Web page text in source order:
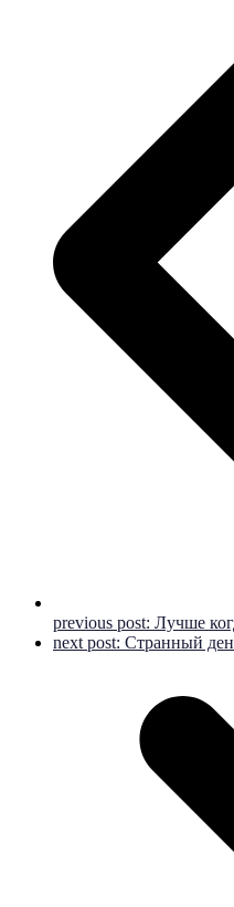
previous post: Лучше
next post: Странный